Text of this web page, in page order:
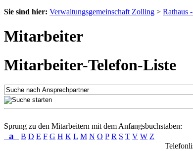
Sie sind hier: Verwaltungsgemeinschaft Zolling > Rathaus
Mitarbeiter
Mitarbeiter-Telefon-Liste
Sprung zu den Mitarbeitern mit dem Anfangsbuchstaben:
a B D E F G H K L M N O P R S T V W Z